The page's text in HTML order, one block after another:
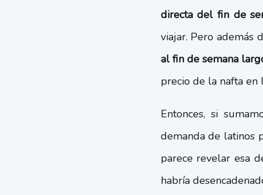
directa del fin de
viajar. Pero además
al fin de semana
precio de la nafta en
Entonces, si
demanda de latinos
parece revelar esa
habría